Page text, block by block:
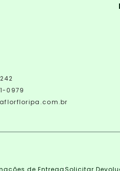
0979
de Entrega Solicitar